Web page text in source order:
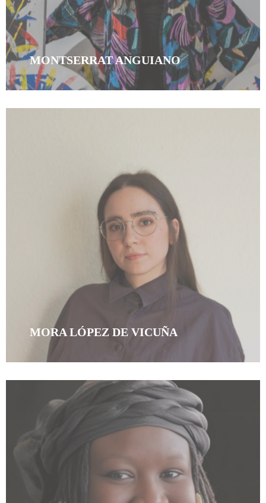
MONTSERRAT ANGUIANO
MORA LÓPEZ DE VICUÑA